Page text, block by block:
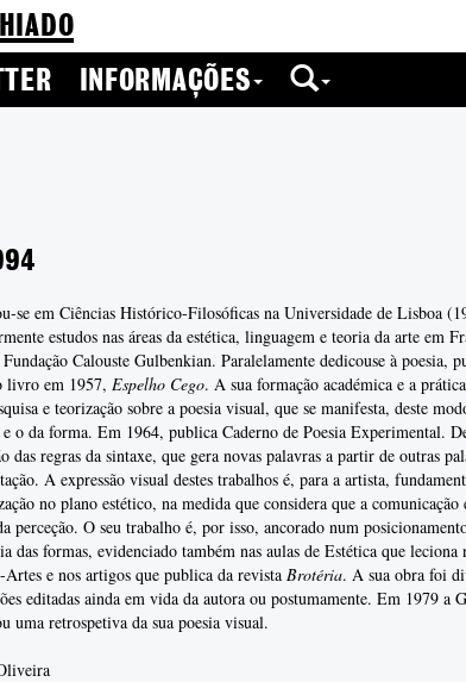
INFORMAÇÕES
se em Ciências Histórico-Filosóficas na Universidade de Lisboa
estudos nas áreas da estética, linguagem e teoria da arte em
Calouste Gulbenkian. Paralelamente dedicouse à poesia,
livro em 1957, Espelho Cego. A sua formação académica e a
e teorização sobre a poesia visual, que se manifesta, deste
o da forma. Em 1964, publica Caderno de Poesia Experimental.
das regras da sintaxe, que gera novas palavras a partir de outras
A expressão visual destes trabalhos é, para a artista,
no plano estético, na medida que considera que a comunicação
perceção. O seu trabalho é, por isso, ancorado num
das formas, evidenciado também nas aulas de Estética que leciona
Artes e nos artigos que publica da revista Brotéria. A sua obra foi
editadas ainda em vida da autora ou postumamente. Em 1979 a
uma retrospetiva da sua poesia visual.